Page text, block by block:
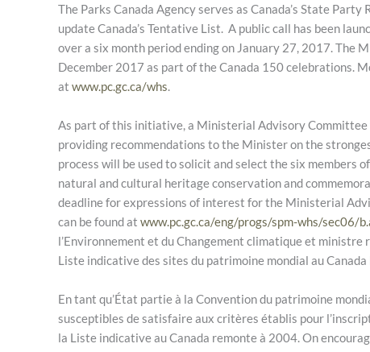
The Parks Canada Agency serves as Canada’s State
update Canada’s Tentative List. A public call has been
over a six month period ending on January 27, 2017. The
December 2017 as part of the Canada 150 celebrations.
at www.pc.gc.ca/whs.
As part of this initiative, a Ministerial Advisory
providing recommendations to the Minister on the
process will be used to solicit and select the six members
natural and cultural heritage conservation and
deadline for expressions of interest for the Ministerial
can be found at www.pc.gc.ca/eng/progs/spm-whs/sec06/
l’Environnement et du Changement climatique et ministre
Liste indicative des sites du patrimoine mondial au
En tant qu’État partie à la Convention du patrimoine
susceptibles de satisfaire aux critères établis pour
la Liste indicative au Canada remonte à 2004. On